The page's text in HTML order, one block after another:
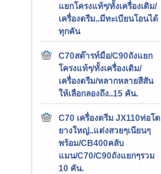
แยกโครงแท้ๆ/ทั้งเครื่องเดิม/
เครื่องดรีม..มีทะเบียนโอนได้
ทุกคัน
C70สต๊ารท์มือ/C90ถังแยก
โครงแท้ๆ/ทั้งเครื่องเดิม/
เครื่องดรีม/หลากหลายสีสัน
ให้เลือกลองถึง..15 คัน.
C70 เครื่องดรีม JX110ท่อโต
ยางใหญ่..แต่งสวยๆเนียนๆ
พร้อม/CB400คลับ
แมน/C70/C90ถังแยกๆรวม
10 คัน.